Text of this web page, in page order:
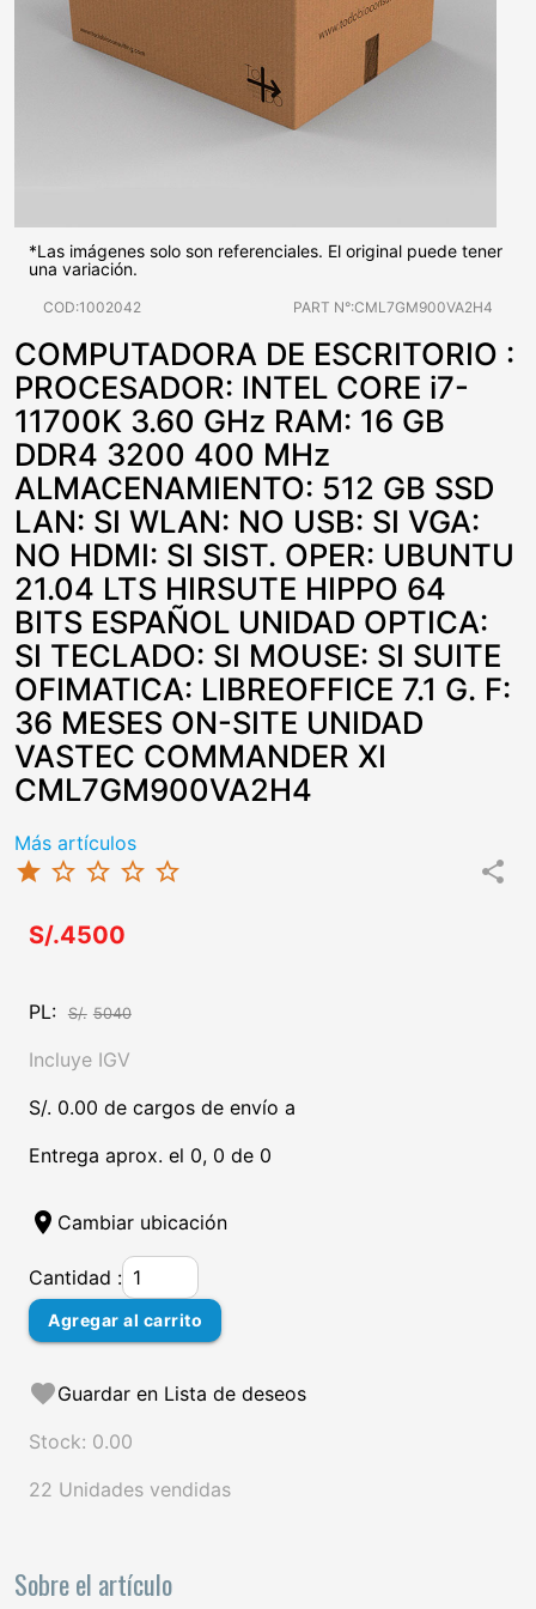
*Las imágenes solo son referenciales. El original puede tener
una variación.
COD:1002042 PART N°:CML7GM900VA2H4
COMPUTADORA DE ESCRITORIO :
PROCESADOR: INTEL CORE i7-
11700K 3.60 GHz RAM: 16 GB
DDR4 3200 400 MHz
ALMACENAMIENTO: 512 GB SSD
LAN: SI WLAN: NO USB: SI VGA:
NO HDMI: SI SIST. OPER: UBUNTU
21.04 LTS HIRSUTE HIPPO 64
BITS ESPAÑOL UNIDAD OPTICA:
SI TECLADO: SI MOUSE: SI SUITE
OFIMATICA: LIBREOFFICE 7.1 G. F:
36 MESES ON-SITE UNIDAD
VASTEC COMMANDER XI
CML7GM900VA2H4
Más artículos
star star_border star_border star_border star_border share
S/.4500
PL: S/. 5040
Incluye IGV
S/. 0.00 de cargos de envío a
Entrega aprox. el 0, 0 de 0
location_on Cambiar ubicación
Cantidad :
Agregar al carrito
favoriteGuardar en Lista de deseos
Stock: 0.00
22 Unidades vendidas
Sobre el artículo